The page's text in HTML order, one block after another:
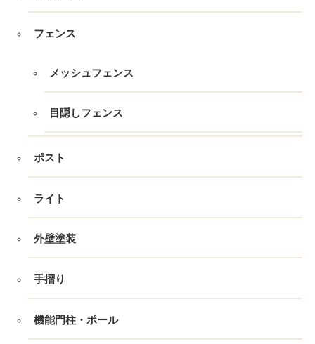
フェンス
メッシュフェンス
目隠しフェンス
ポスト
ライト
外壁塗装
手摺り
機能門柱・ポール